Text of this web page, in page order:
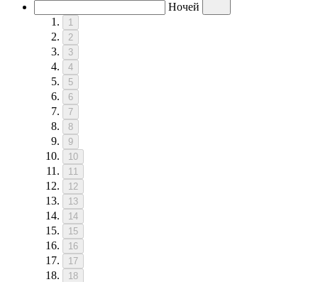
Ночей
1
2
3
4
5
6
7
8
9
10
11
12
13
14
15
16
17
18